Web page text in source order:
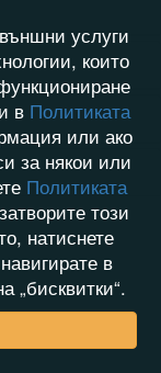
услуги
които
в Политиката
или ако
за някои или
Политиката
този
натиснете
в
„бисквитки“.